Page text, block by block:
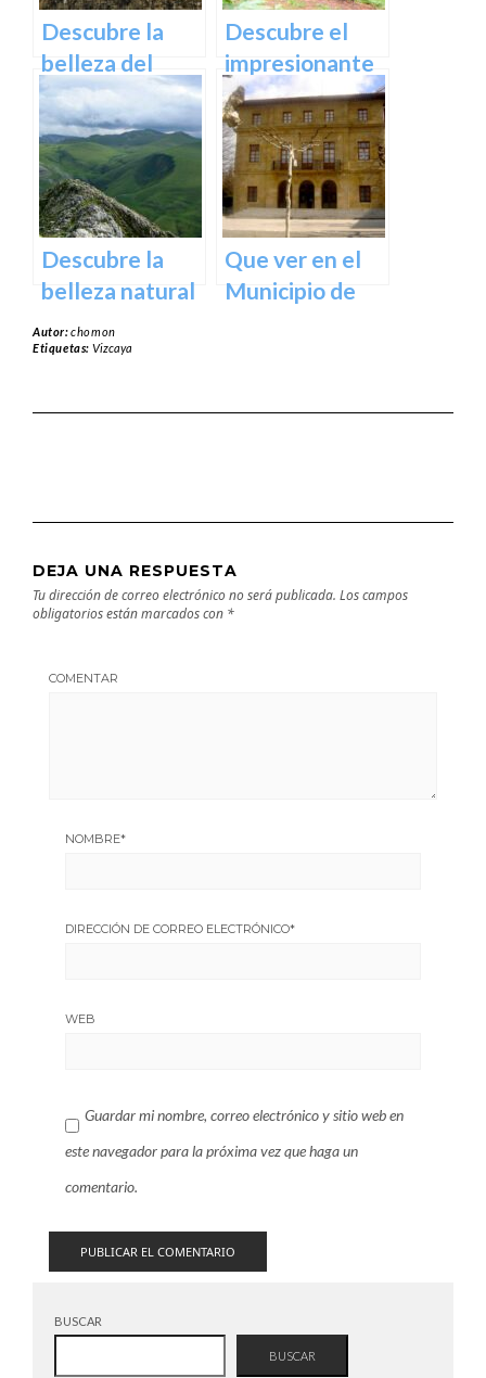
norte de
España
Descubre la
belleza del
Santuario de
Arantzazu en
Guipuzcoa –
Guía turística y
cultural
Descubre el
impresionante
arte natural del
Bosque de Oma
en Vizcaya
Descubre la
belleza natural
del Parque
Natural de
próxima
Que ver en el
Municipio de
Autor:chomon
Etiquetas: Vizcaya
DEJA UNA RESPUESTA
Tu dirección de correo electrónico no será publicada. Los campos
obligatorios están marcados con *
COMENTAR
NOMBRE*
DIRECCIÓN DE CORREO ELECTRÓNICO*
WEB
Guardar mi nombre, correo electrónico y sitio web en
este navegador para la próxima vez que haga un
comentario.
BUSCAR
BUSCAR